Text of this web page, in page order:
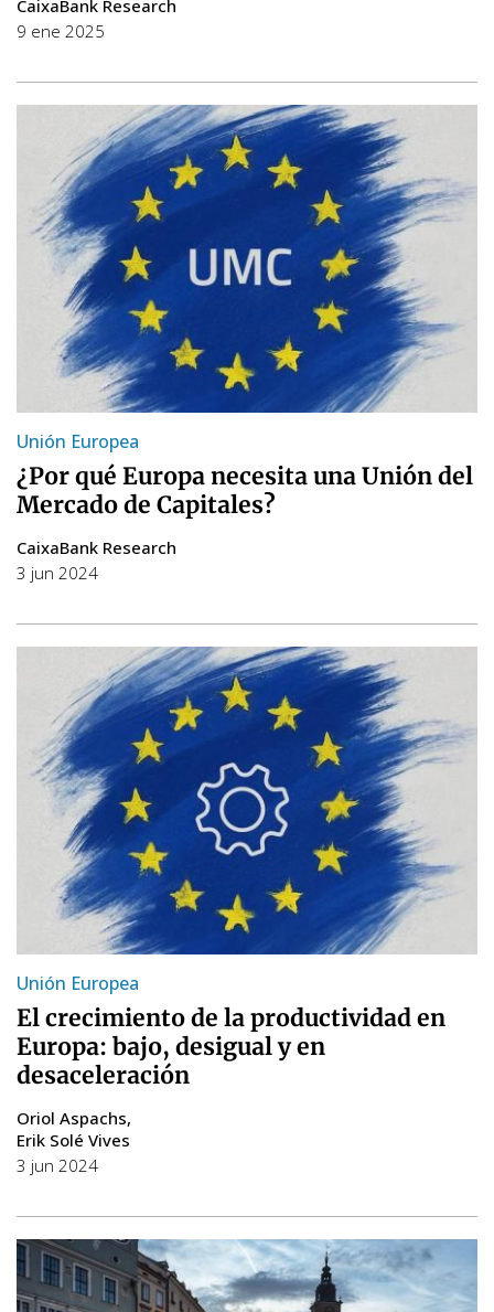
CaixaBank Research
9 ene 2025
Unión Europea
¿Por qué Europa necesita una Unión del
Mercado de Capitales?
CaixaBank Research
3 jun 2024
Unión Europea
El crecimiento de la productividad en
Europa: bajo, desigual y en
desaceleración
Oriol Aspachs
Erik Solé Vives
3 jun 2024